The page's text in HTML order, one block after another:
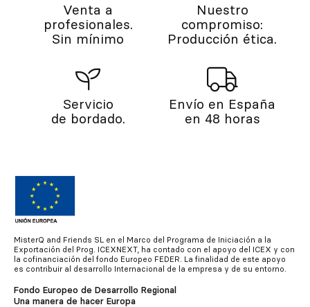
Venta a
profesionales.
Sin mínimo
Nuestro
compromiso:
Producción ética.
Servicio
de bordado.
Envío en España
en 48 horas
MisterQ and Friends SL en el Marco del Programa de Iniciación a la
Exportación del Prog. ICEXNEXT, ha contado con el apoyo del ICEX y con
la cofinanciación del fondo Europeo FEDER. La finalidad de este apoyo
es contribuir al desarrollo Internacional de la empresa y de su entorno.
Fondo Europeo de Desarrollo Regional
Una manera de hacer Europa